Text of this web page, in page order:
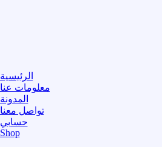
الرئيسية
معلومات عنا
المدونة
تواصل معنا
حسابي
Shop